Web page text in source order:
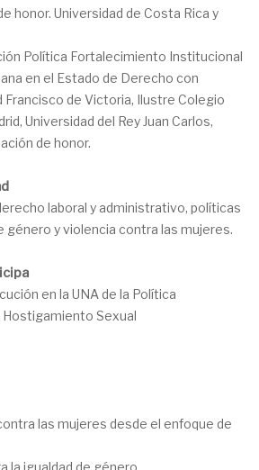
honor. Universidad de Costa Rica y
Política Fortalecimiento Institucional
en el Estado de Derecho con
Francisco de Victoria, Ilustre Colegio
Universidad del Rey Juan Carlos,
de honor.
laboral y administrativo, políticas
género y violencia contra las mujeres.
en la UNA de la Política
Sexual
las mujeres desde el enfoque de
la igualdad de género